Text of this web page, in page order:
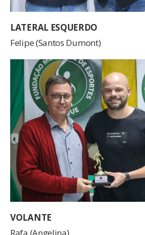
LATERAL ESQUERDO
Felipe (Santos Dumont)
VOLANTE
Rafa (Angelina)